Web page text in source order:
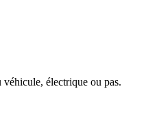
véhicule, électrique ou pas.